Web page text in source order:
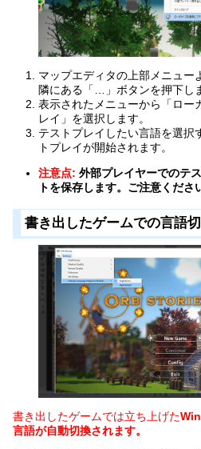
マップエディタの上部メニュー
隣にある「…」ボタンを押下し
表示されたメニューから「ロー
レイ」を選択します。
テストプレイしたい言語を選択
トプレイが開始されます。
注意点: 外部プレイヤーでのテ
トを保存します。ご注意くださ
書き出したゲームでの言語
書き出したゲームでは立ち上げた
言語が自動切換されます。